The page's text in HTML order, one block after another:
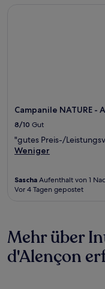
Campanile NATURE -
8/10 Gut
"gutes Preis-/
Weniger
Sascha Aufenthalt von 1
Vor 4 Tagen gepostet
Mehr über
d'Alençon